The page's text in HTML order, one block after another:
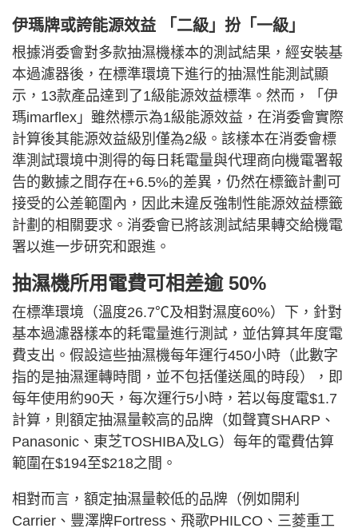
伊瑪牌或誇能源效益 「二級」扮「一級」
根據消委會對多款抽濕機樣本的測試結果，經安裝基
本過濾器後，在標準環境下進行的抽濕性能測試顯
示，13款產品達到了1級能源效益標準。然而，「伊
瑪imarflex」雖然標示為1級能源效益，在消委會實際
計算後其能源效益級別僅為2級。該樣本在消委會標
準測試環境中測得的每日耗電量與代理商向機電署報
告的數據之間存在+6.5%的差異，仍然在標籤計劃可
接受的公差範圍內，因此未違反強制性能源效益標籤
計劃的相關要求。消委會已將該測試結果轉交給機電
署以進一步研究和跟進。
抽濕機所用電費可相差逾 50%
在標準環境（溫度26.7℃及相對濕度60%）下，針對
基本過濾器樣本的耗電量進行測試，並估算其年度電
費支出。假設這些抽濕機每年運行450小時（此數字
指的是抽濕運轉時間，並不包括僅送風的時段），即
每年使用約90天，每次運行5小時，若以每度電$1.7
計算，則額定抽濕量較高的品牌（如聲寶SHARP、
Panasonic、東芝TOSHIBA及LG）每年的電費估算
範圍在$194至$218之間。
相對而言，額定抽濕量較低的品牌（例如開利
Carrier、豐澤牌Fortress、飛歌PHILCO、三菱重工